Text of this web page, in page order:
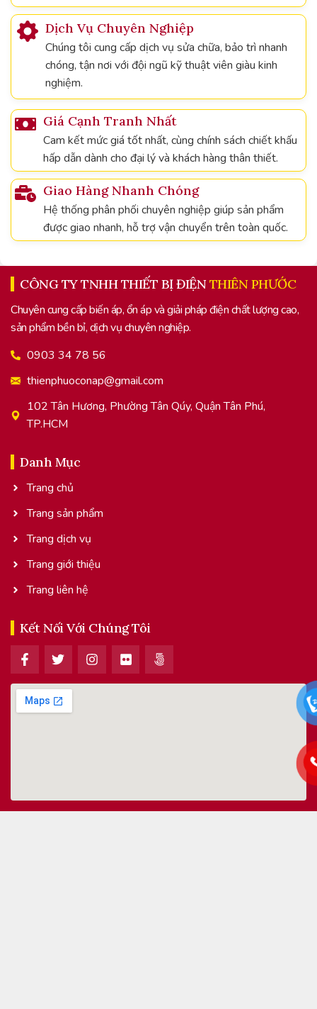
Dịch Vụ Chuyên Nghiệp
Chúng tôi cung cấp dịch vụ sửa chữa, bảo trì nhanh
chóng, tận nơi với đội ngũ kỹ thuật viên giàu kinh
nghiệm.
Giá Cạnh Tranh Nhất
Cam kết mức giá tốt nhất, cùng chính sách chiết khấu
hấp dẫn dành cho đại lý và khách hàng thân thiết.
Giao Hàng Nhanh Chóng
Hệ thống phân phối chuyên nghiệp giúp sản phẩm
được giao nhanh, hỗ trợ vận chuyển trên toàn quốc.
CÔNG TY TNHH THIẾT BỊ ĐIỆNTHIÊN PHƯỚC
Chuyên cung cấp biến áp, ổn áp và giải pháp điện chất lượng cao,
sản phẩm bền bỉ, dịch vụ chuyên nghiệp.
0903 34 78 56
thienphuoconap@gmail.com
102 Tân Hương, Phường Tân Qúy, Quận Tân Phú,
TP.HCM
Danh Mục
Trang chủ
Trang sản phẩm
Trang dịch vụ
Trang giới thiệu
Trang liên hệ
Kết Nối Với Chúng Tôi